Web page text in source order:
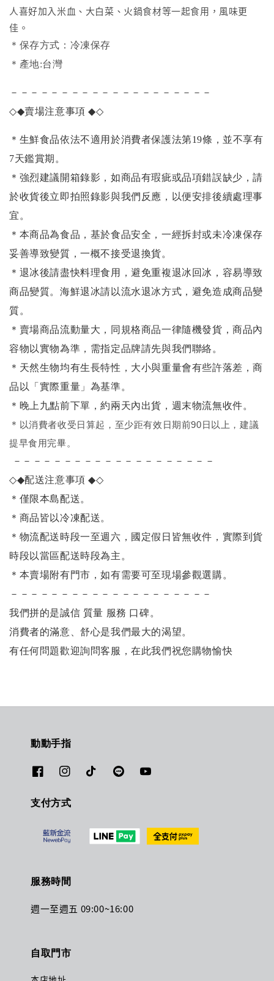
人喜好加入米血、大白菜、火鍋食材等一起食用，風味更
佳。
＊保存方式：冷凍保存
＊產地:台灣
－－－－－－－－－－－－－－－－－－－－
◇◆賣場注意事項◆◇
＊生鮮食品依法不適用於消費者保護法第19條，並不享有
7天鑑賞期。
＊強烈建議開箱錄影，如商品有瑕疵或品項錯誤缺少，請
於收貨後立即拍照錄影與我們反應，以便安排後續處理事
宜。
＊本商品為食品，基於食品安全，一經拆封或未冷凍保存
妥善導致變質，一概不接受退換貨。
＊退冰後請盡快料理食用，避免重複退冰回冰，容易導致
商品變質。海鮮退冰請以流水退冰方式，避免造成商品變
質。
＊賣場商品流動量大，同規格商品一律隨機發貨，商品內
容物以實物為準，需指定品牌請先與我們聯絡。
＊天然生物均有生長特性，大小與重量會有些許落差，商
品以「實際重量」為基準。
＊晚上九點前下單，約兩天內出貨，週末物流無收件。
＊ 以消費者收受日算起，至少距有效日期前90日以上，建議
提早食用完畢。
－－－－－－－－－－－－－－－－－－－－
◇◆配送注意事項◆◇
＊僅限本島配送。
＊商品皆以冷凍配送。
＊物流配送時段一至週六，國定假日皆無收件，實際到貨
時段以當區配送時段為主。
＊本賣場附有門市，如有需要可至現場參觀選購。
－－－－－－－－－－－－－－－－－－－－
我們拼的是誠信 質量 服務 口碑。
消費者的滿意、舒心是我們最大的渴望。
有任何問題歡迎詢問客服，在此我們祝您購物愉快
動動手指
支付方式
服務時間
週一至週五 09:00~16:00
自取門市